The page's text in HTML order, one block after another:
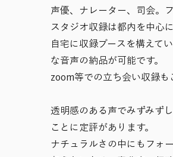
声優、ナレーター、司会。
スタジオ収録は都内を中心
自宅に収録ブースを構えて
な音声の納品が可能です。
​zoom等での立ち会い収録も
透明感のある声でみずみず
ことに定評があります。
ナチュラルさの中にもフォ